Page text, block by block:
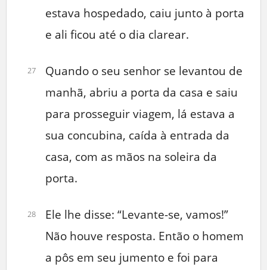
estava hospedado, caiu junto à porta
e ali ficou até o dia clarear.
27
Quando o seu senhor se levantou de
manhã, abriu a porta da casa e saiu
para prosseguir viagem, lá estava a
sua concubina, caída à entrada da
casa, com as mãos na soleira da
porta.
28
Ele lhe disse: “Levante-se, vamos!”
Não houve resposta. Então o homem
a pôs em seu jumento e foi para